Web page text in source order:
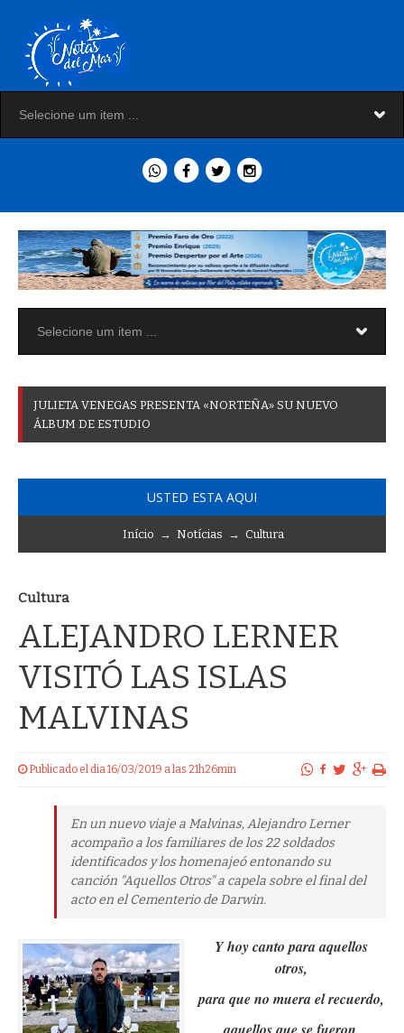
JULIETA VENEGAS PRESENTA «NORTEÑA» SU NUEVO
ÁLBUM DE ESTUDIO
USTED ESTA AQUI
Início → Notícias → Cultura
Cultura
ALEJANDRO LERNER
VISITÓ LAS ISLAS
MALVINAS
Publicado el dia 16/03/2019 a las 21h26min
En un nuevo viaje a Malvinas, Alejandro Lerner
acompaño a los familiares de los 22 soldados
identificados y los homenajeó entonando su
canción "Aquellos Otros" a capela sobre el final del
acto en el Cementerio de Darwin.
Y hoy canto para aquellos
otros,
para que no muera el recuerdo,